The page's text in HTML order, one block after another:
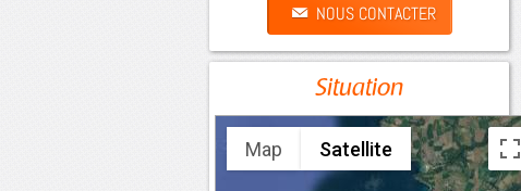
NOUS CONTACTER
Situation
Map Satellite